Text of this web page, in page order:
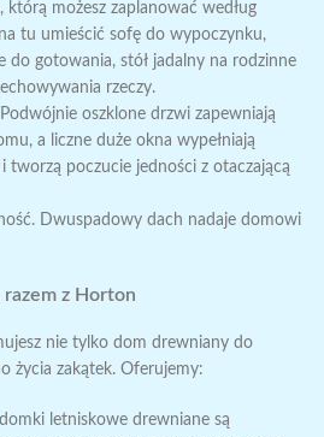
którą możesz zaplanować według
tu umieścić sofę do wypoczynku,
do gotowania, stół jadalny na rodzinne
rzeczy.
oszklone drzwi zapewniają
a liczne duże okna wypełniają
tworzą poczucie jedności z otaczającą
Dwuspadowy dach nadaje domowi
razem z Horton
nie tylko dom drewniany do
życia zakątek. Oferujemy:
domki letniskowe drewniane są